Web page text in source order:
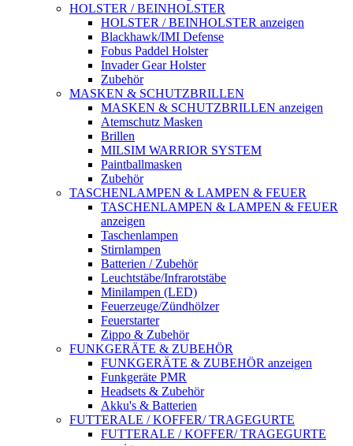
HOLSTER / BEINHOLSTER
HOLSTER / BEINHOLSTER anzeigen
Blackhawk/IMI Defense
Fobus Paddel Holster
Invader Gear Holster
Zubehör
MASKEN & SCHUTZBRILLEN
MASKEN & SCHUTZBRILLEN anzeigen
Atemschutz Masken
Brillen
MILSIM WARRIOR SYSTEM
Paintballmasken
Zubehör
TASCHENLAMPEN & LAMPEN & FEUER
TASCHENLAMPEN & LAMPEN & FEUER
anzeigen
Taschenlampen
Stirnlampen
Batterien / Zubehör
Leuchtstäbe/Infrarotstäbe
Minilampen (LED)
Feuerzeuge/Zündhölzer
Feuerstarter
Zippo & Zubehör
FUNKGERÄTE & ZUBEHÖR
FUNKGERÄTE & ZUBEHÖR anzeigen
Funkgeräte PMR
Headsets & Zubehör
Akku's & Batterien
FUTTERALE / KOFFER/ TRAGEGURTE
FUTTERALE / KOFFER/ TRAGEGURTE